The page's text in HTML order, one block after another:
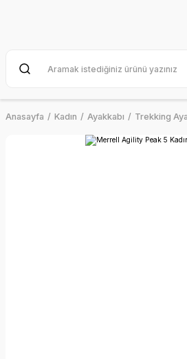
Anasayfa Kadın Ayakkabı Trekking